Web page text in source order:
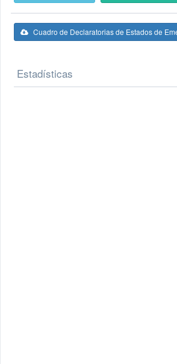
Cuadro de Declaratorias de Estados de
Estadísticas